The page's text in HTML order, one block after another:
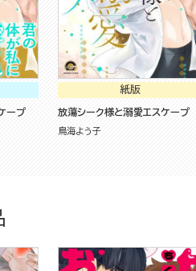
ープ
紙版
放蕩シーク様と溺愛エスケープ
鳥海よう子